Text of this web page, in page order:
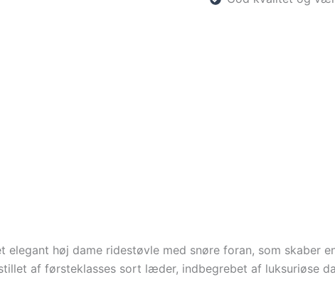
elegant høj dame ridestøvle med snøre foran, som skaber
af førsteklasses sort læder, indbegrebet af luksuriøse